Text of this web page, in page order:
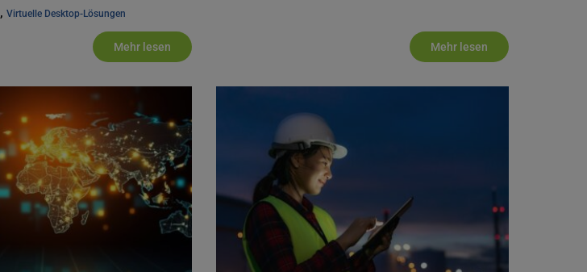
, Virtuelle Desktop-Lösungen
Mehr lesen Mehr lesen